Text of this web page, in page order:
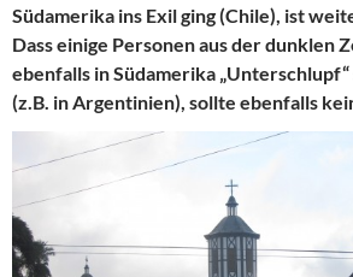
Südamerika ins Exil ging (Chile), ist
Dass einige Personen aus der dunklen
ebenfalls in Südamerika
(z.B. in Argentinien), sollte ebenfalls